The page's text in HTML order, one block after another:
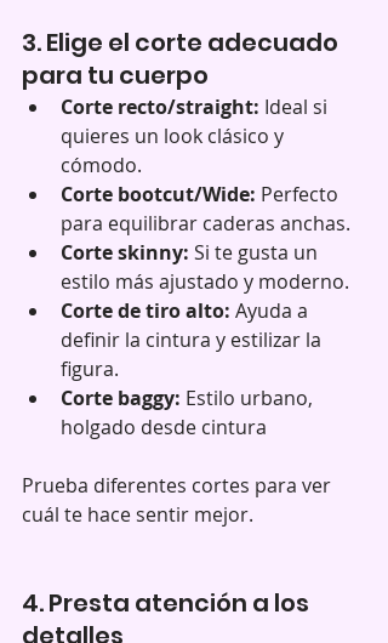
3. Elige el corte adecuado
para tu cuerpo
Corte recto/straight: Ideal si
quieres un look clásico y
cómodo.
Corte bootcut/Wide: Perfecto
para equilibrar caderas anchas.
Corte skinny: Si te gusta un
estilo más ajustado y moderno.
Corte de tiro alto: Ayuda a
definir la cintura y estilizar la
figura.
Corte baggy: Estilo urbano,
holgado desde cintura
Prueba diferentes cortes para ver
cuál te hace sentir mejor.
4. Presta atención a los
detalles